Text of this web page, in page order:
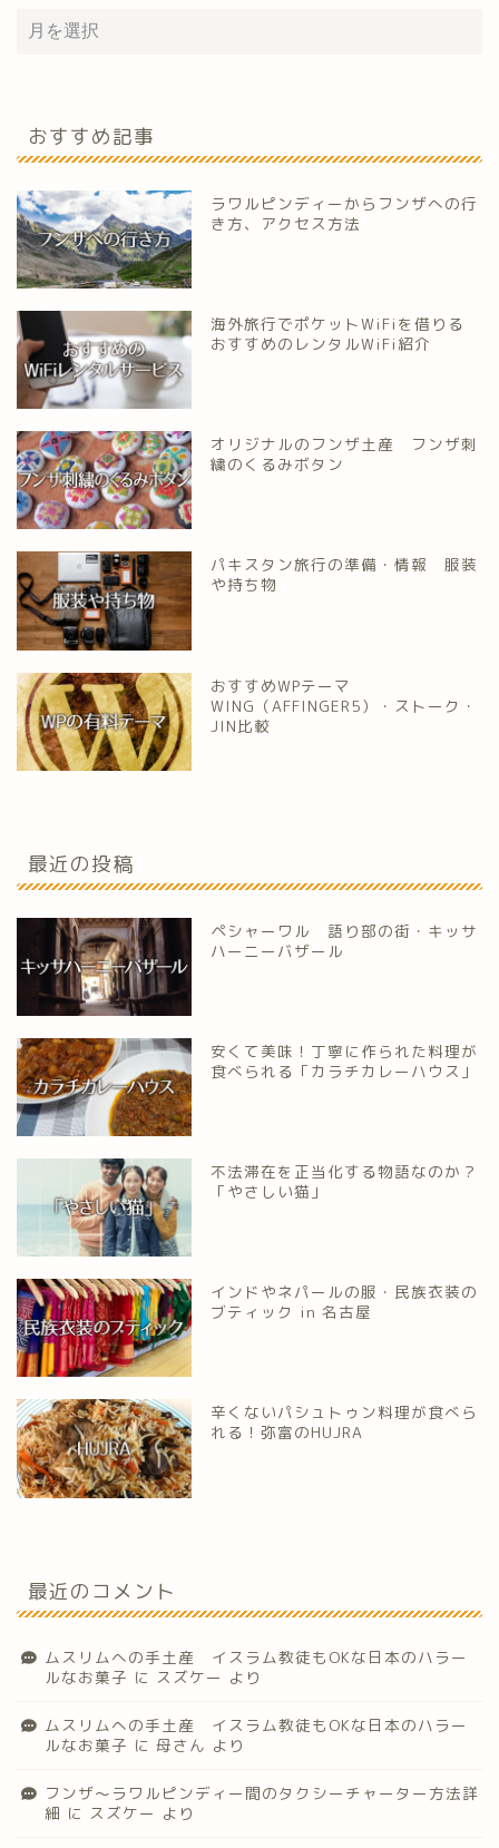
おすすめ記事
ラワルピンディーからフンザへの行
き方、アクセス方法
海外旅行でポケットWiFiを借りる
おすすめのレンタルWiFi紹介
オリジナルのフンザ土産 フンザ刺
繍のくるみボタン
パキスタン旅行の準備・情報 服装
や持ち物
おすすめWPテーマ
WING（AFFINGER5）・ストーク・
JIN比較
最近の投稿
ペシャーワル 語り部の街・キッサ
ハーニーバザール
安くて美味！丁寧に作られた料理が
食べられる「カラチカレーハウス」
不法滞在を正当化する物語なのか？
「やさしい猫」
インドやネパールの服・民族衣装の
ブティック in 名古屋
辛くないパシュトゥン料理が食べら
れる！弥富のHUJRA
最近のコメント
ムスリムへの手土産 イスラム教徒もOKな日本のハラー
ルなお菓子 に スズケー より
ムスリムへの手土産 イスラム教徒もOKな日本のハラー
ルなお菓子 に 母さん より
フンザ〜ラワルピンディー間のタクシーチャーター方法詳
細 に スズケー より